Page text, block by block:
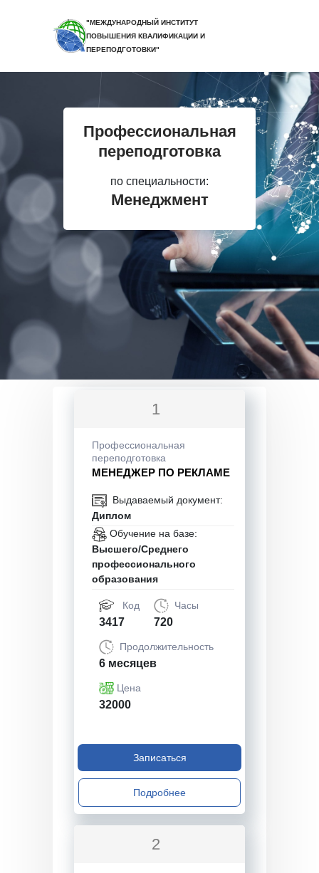
"МЕЖДУНАРОДНЫЙ ИНСТИТУТ
ПОВЫШЕНИЯ КВАЛИФИКАЦИИ И
ПЕРЕПОДГОТОВКИ"
Профессиональная
переподготовка
по специальности:
Менеджмент
1
Профессиональная
переподготовка
МЕНЕДЖЕР ПО РЕКЛАМЕ
Выдаваемый документ:
Диплом
Обучение на базе:
Высшего/Среднего
профессионального
образования
Код
3417
Часы
720
Продолжительность
6 месяцев
Цена
32000
Записаться
Подробнее
2